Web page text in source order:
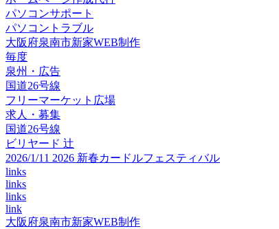
パソコンサポート
パソコントラブル
大阪府泉南市新家WEB制作
毎度
泉州・広告
国道26号線
フリーマーケット広場
求人・募集
国道26号線
ビリヤード 辻
2026/1/11 2026 新春カードルフェスティバル
links
links
links
link
大阪府泉南市新家WEB制作